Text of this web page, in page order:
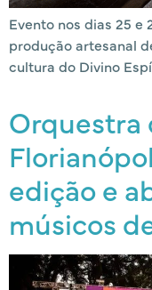
Evento nos dias 25 e
produção artesanal
cultura do Divino
Orquestra
edição e
músicos